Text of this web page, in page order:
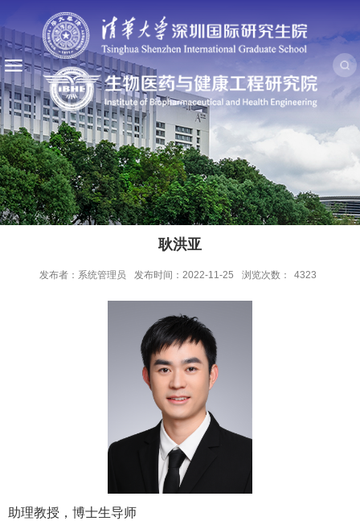
​耿洪亚
发布者：系统管理员 发布时间：2022-11-25 浏览次数： 4323
助理教授，博士生导师